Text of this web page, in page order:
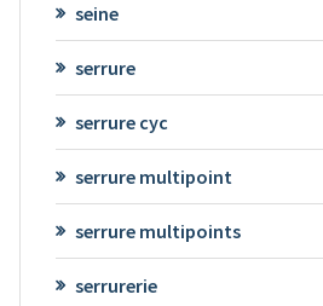
seine
serrure
serrure cyc
serrure multipoint
serrure multipoints
serrurerie